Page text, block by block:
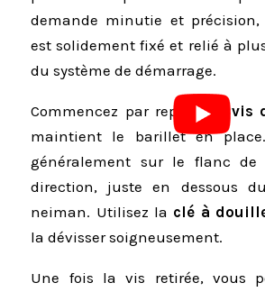
demande minutie et
est solidement fixé et relié à
du système de démarrage.
Commencez par repérer lavis
maintient le barillet en
généralement sur le flanc de
direction, juste en dessous
neiman. Utilisez la clé à
la dévisser soigneusement.
Une fois la vis retirée, vous